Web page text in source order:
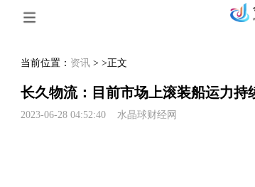
当前位置： 资讯 > >正文
长久物流：目前市场上滚装船运力
2023-06-28 04:52:40 水晶球财经网